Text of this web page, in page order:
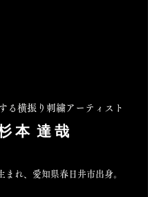
る横振り刺繍アーティスト
本 達 哉
まれ、愛知県春日井市出身。